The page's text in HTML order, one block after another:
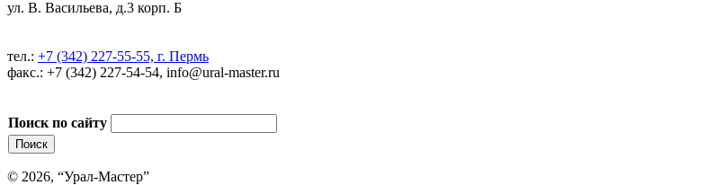
ул. В. Васильева, д.3 корп. Б
тел.: +7 (342) 227-55-55, г. Пермь
факс.: +7 (342) 227-54-54, info@ural-master.ru
Поиск по сайту
© 2026, “Урал-Мастер”